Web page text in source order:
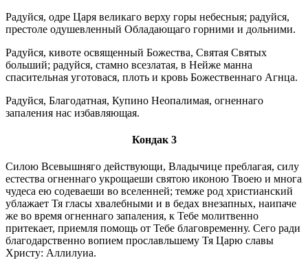
Радуйся, одре Царя великаго верху горы небесныя; радуйся,
престоле одушевленный Обладающаго горними и дольними.
Радуйся, кивоте освященный Божества, Святая Святых
больший; радуйся, стамно всезлатая, в Нейже манна
спасительная уготовася, плоть и кровь Божественнаго Агнца.
Радуйся, Благодатная, Купино Неопалимая, огненнаго
запаления нас избавляющая.
Кондак 3
Силою Всевышняго действующи, Владычице преблагая, силу
естества огненнаго укрощаеши святою иконою Твоею и многа
чудеса ею содеваеши во вселенней; темже род христианский
ублажает Тя гласы хвалебными и в бедах внезапных, наипаче
же во время огненнаго запаления, к Тебе молитвенно
притекает, приемля помощь от Тебе благовременну. Сего ради
благодарственно вопием прославльшему Тя Царю славы
Христу: Аллилуиа.